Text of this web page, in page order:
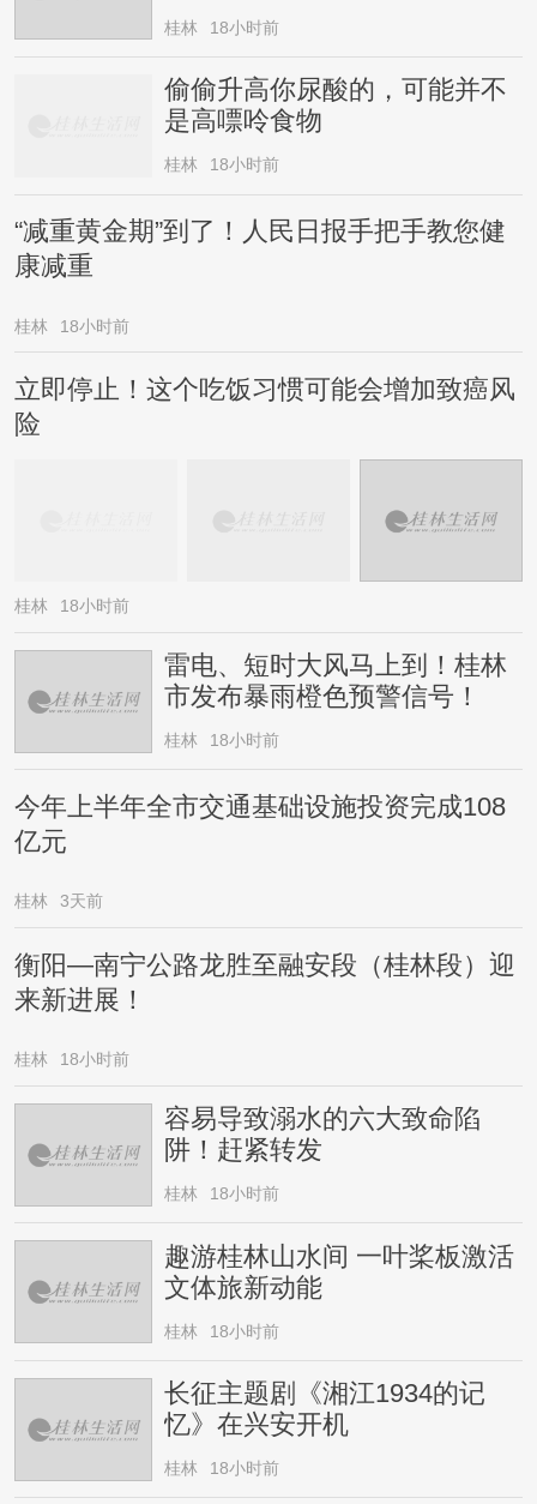
桂林 18小时前
偷偷升高你尿酸的，可能并不
是高嘌呤食物
桂林 18小时前
“减重黄金期”到了！人民日报手把手教您健
康减重
桂林 18小时前
立即停止！这个吃饭习惯可能会增加致癌风
险
桂林 18小时前
雷电、短时大风马上到！桂林
市发布暴雨橙色预警信号！
桂林 18小时前
今年上半年全市交通基础设施投资完成108
亿元
桂林 3天前
衡阳—南宁公路龙胜至融安段（桂林段）迎
来新进展！
桂林 18小时前
容易导致溺水的六大致命陷
阱！赶紧转发
桂林 18小时前
趣游桂林山水间 一叶桨板激活
文体旅新动能
桂林 18小时前
长征主题剧《湘江1934的记
忆》在兴安开机
桂林 18小时前